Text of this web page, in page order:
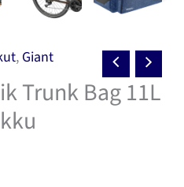
, Giant
Trunk Bag 11L